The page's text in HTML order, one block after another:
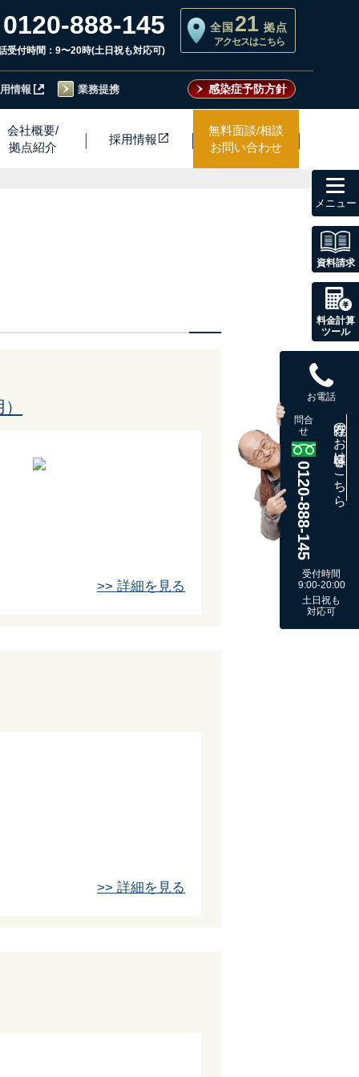
0120-888-145
受付時間：9〜20時(土日祝も対応可)
全国 21 拠点
アクセスはこちら
情報 業務提携 感染症予防方針
会社概要/
拠点紹介
採用情報
無料面談/相談
お問い合わせ
>> 詳細を見る
>> 詳細を見る
資料請求
料金計算
ツール
お電話
問合
せ
0120-888-145
既存のお客様はこちら
受付時間
9:00-20:00
土日祝も
対応可